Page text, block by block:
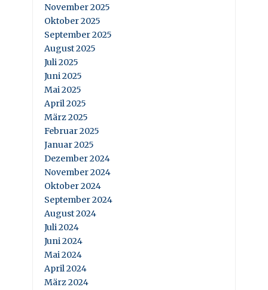
November 2025
Oktober 2025
September 2025
August 2025
Juli 2025
Juni 2025
Mai 2025
April 2025
März 2025
Februar 2025
Januar 2025
Dezember 2024
November 2024
Oktober 2024
September 2024
August 2024
Juli 2024
Juni 2024
Mai 2024
April 2024
März 2024